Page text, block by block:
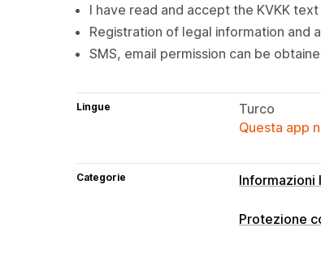
I have read and accept the KVKK
Registration of legal information and
SMS, email permission can be
Lingue
Turco
Questa app
Categorie Informazioni
Protezione